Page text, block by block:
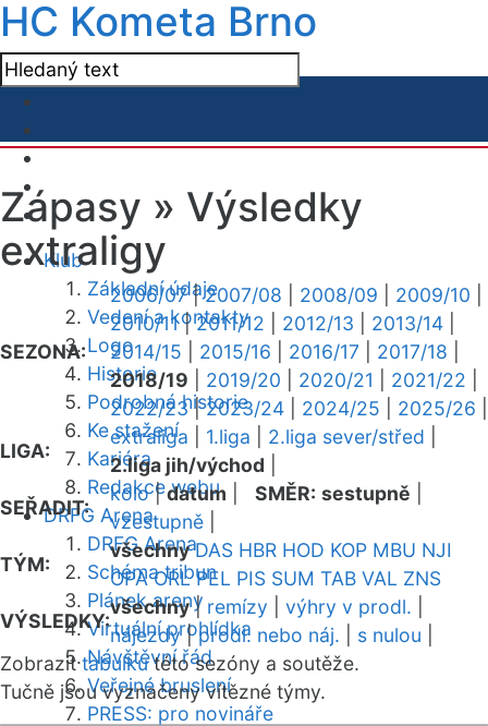
HC Kometa Brno
Klub
Základní údaje
Vedení a kontakty
Logo
Historie
Podrobná historie
Ke stažení
Kariéra
Redakce webu
DRFG Arena
DRFG Arena
Schéma tribun
Plánek areny
Virtuální prohlídka
Návštěvní řád
Veřejné bruslení
PRESS: pro novináře
Zápasy » Výsledky
extraligy
SEZONA:
2006/07|2007/08 2008/09 2009/10
2010/11|2011/12 2012/13 2013/14
2014/15
2015/16 2016/17 2017/18
2018/19
2019/20 2020/21 2021/22
2022/23|2023/24 2024/25 2025/26
LIGA:
extraliga 1.liga 2.liga sever/střed
2.liga jih/východ
SEŘADIT:
kolo|datum SMĚR: sestupně
vzestupně
TÝM:
všechny DAS HBR HOD KOP MBU NJI
OPA ORL PEL PIS SUM TAB VAL ZNS
VÝSLEDKY:
všechny| remízy výhry v prodl.
nájezdy|prodl. nebo náj. s nulou
Zobrazittabulkutéto sezóny a soutěže.
Tučně jsou vyznačeny vítězné týmy.